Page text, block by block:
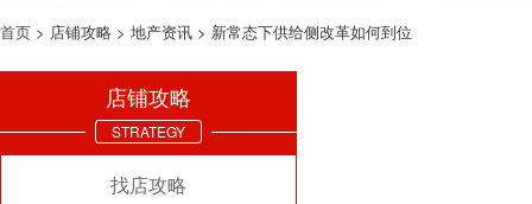
首页 > 店铺攻略 > 地产资讯 > 新常态下供给侧改革如何到位
店铺攻略
STRATEGY
找店攻略